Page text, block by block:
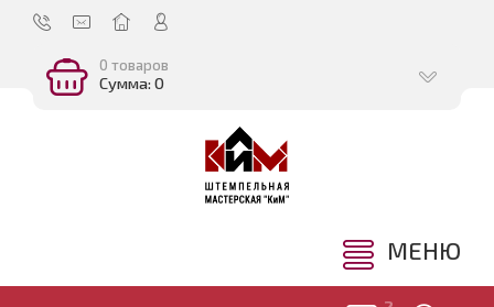
0 товаров
Сумма: 0
МЕНЮ